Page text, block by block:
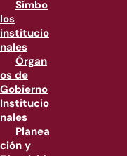
Símbo
los
institucio
nales
Órgan
os de
Gobierno
Institucio
nales
Planea
ción y